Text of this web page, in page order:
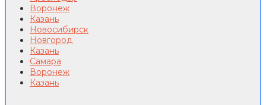
Воронеж
Казань
Новосибирск
Новгород
Казань
Самара
Воронеж
Казань